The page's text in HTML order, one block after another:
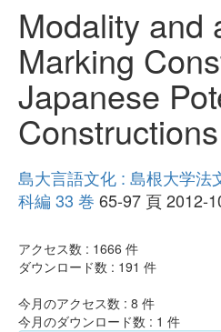
Modality and
Marking
Japanese
Constructions
島大言語文化 : 島根大学法
科編 33 巻 65-97 頁 2012-
アクセス数 : 1666 件
ダウンロード数 : 191 件
今月のアクセス数 : 8 件
今月のダウンロード数 : 1 件